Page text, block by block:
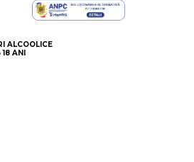
ALCOOLICE
18 ANI